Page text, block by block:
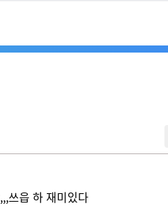
쓰읍 하 재미있다